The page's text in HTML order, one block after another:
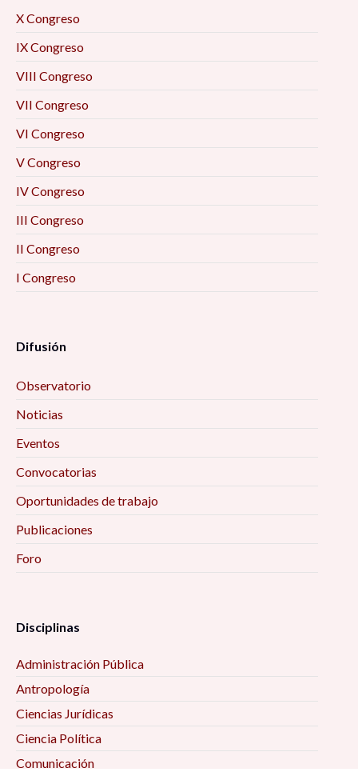
X Congreso
IX Congreso
VIII Congreso
VII Congreso
VI Congreso
V Congreso
IV Congreso
III Congreso
II Congreso
I Congreso
Difusión
Observatorio
Noticias
Eventos
Convocatorias
Oportunidades de trabajo
Publicaciones
Foro
Disciplinas
Administración Pública
Antropología
Ciencias Jurídicas
Ciencia Política
Comunicación